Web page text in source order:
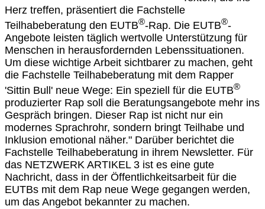
Herz treffen, präsentiert die Fachstelle
Teilhabeberatung den EUTB®-Rap. Die EUTB®-
Angebote leisten täglich wertvolle Unterstützung für
Menschen in herausfordernden Lebenssituationen.
Um diese wichtige Arbeit sichtbarer zu machen, geht
die Fachstelle Teilhabeberatung mit dem Rapper
'Sittin Bull' neue Wege: Ein speziell für die EUTB®
produzierter Rap soll die Beratungsangebote mehr ins
Gespräch bringen. Dieser Rap ist nicht nur ein
modernes Sprachrohr, sondern bringt Teilhabe und
Inklusion emotional näher." Darüber berichtet die
Fachstelle Teilhabeberatung in ihrem Newsletter. Für
das NETZWERK ARTIKEL 3 ist es eine gute
Nachricht, dass in der Öffentlichkeitsarbeit für die
EUTBs mit dem Rap neue Wege gegangen werden,
um das Angebot bekannter zu machen.